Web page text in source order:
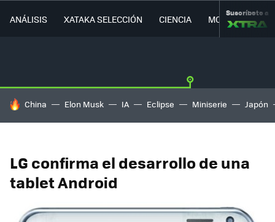
ANÁLISIS XATAKA SELECCIÓN CIENCIA MOVILIDAD
Suscríbete a
HOY SE HABLA DE
China Elon Musk IA Eclipse Miniserie Japón
LG confirma el desarrollo de una
tablet Android